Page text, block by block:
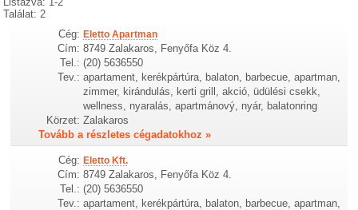
Találat: 2
Cég: Eletto Apartman
Cím: 8749 Zalakaros, Fenyőfa Köz 4.
Tel.: (20) 5636550
Tev.: apartament, kerékpártúra, balaton, barbecue, apartman,
zimmer, kirándulás, kerti grill, akció, üdülési csekk,
wellness, nyaralás, apartmánový, nyár, balatonring
Körzet: Zalakaros
Tovább a részletes cégadatokhoz »
Cég: Eletto Kft.
Cím: 8749 Zalakaros, Fenyőfa Köz 4.
Tel.: (20) 5636550
Tev.: apartament, kerékpártúra, balaton, barbecue, apartman,